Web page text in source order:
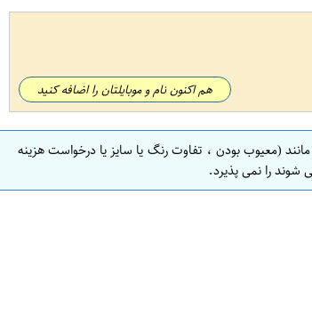
هم اکنون نام و موبایلتان را اضافه کنید
(معیوب بودن ، تفاوت رنگ یا سایز یا درخواست هزینه
را نمی پذیرد.